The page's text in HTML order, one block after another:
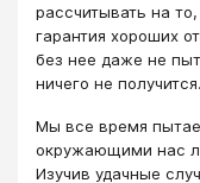
рассчитывать на
гарантия хороших
без нее даже не
ничего не получится.
Мы все время
окружающими нас
Изучив удачные